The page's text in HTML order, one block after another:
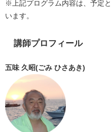
※上記プログラム内容は、予定
います。
講師プロフィール
五味 久昭(ごみ ひさあき)